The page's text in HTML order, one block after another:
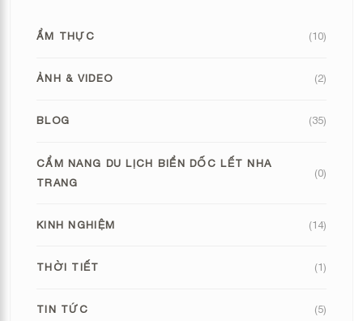
ẨM THỰC (10)
ẢNH & VIDEO (2)
BLOG (35)
CẨM NANG DU LỊCH BIỂN DỐC LẾT NHA
TRANG
(0)
KINH NGHIỆM (14)
THỜI TIẾT (1)
TIN TỨC (5)